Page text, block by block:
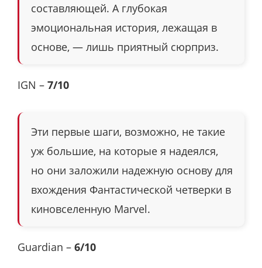
составляющей. А глубокая
эмоциональная история, лежащая в
основе, — лишь приятный сюрприз.
IGN – 7/10
Эти первые шаги, возможно, не такие
уж большие, на которые я надеялся,
но они заложили надежную основу для
вхождения Фантастической четверки в
киновселенную Marvel.
Guardian – 6/10